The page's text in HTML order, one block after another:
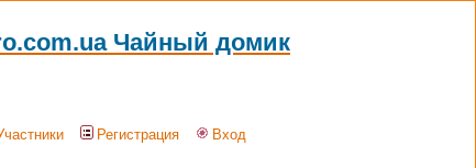
Чайный домик
Регистрация Вход